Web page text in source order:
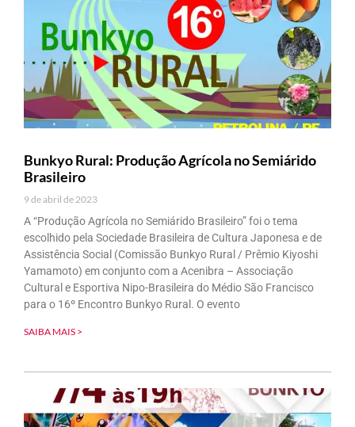
Bunkyo Rural: Produção Agrícola no Semiárido
Brasileiro
9 de abril de 2023
A “Produção Agrícola no Semiárido Brasileiro” foi o tema
escolhido pela Sociedade Brasileira de Cultura Japonesa e de
Assistência Social (Comissão Bunkyo Rural / Prêmio Kiyoshi
Yamamoto) em conjunto com a Acenibra – Associação
Cultural e Esportiva Nipo-Brasileira do Médio São Francisco
para o 16º Encontro Bunkyo Rural. O evento
SAIBA MAIS >